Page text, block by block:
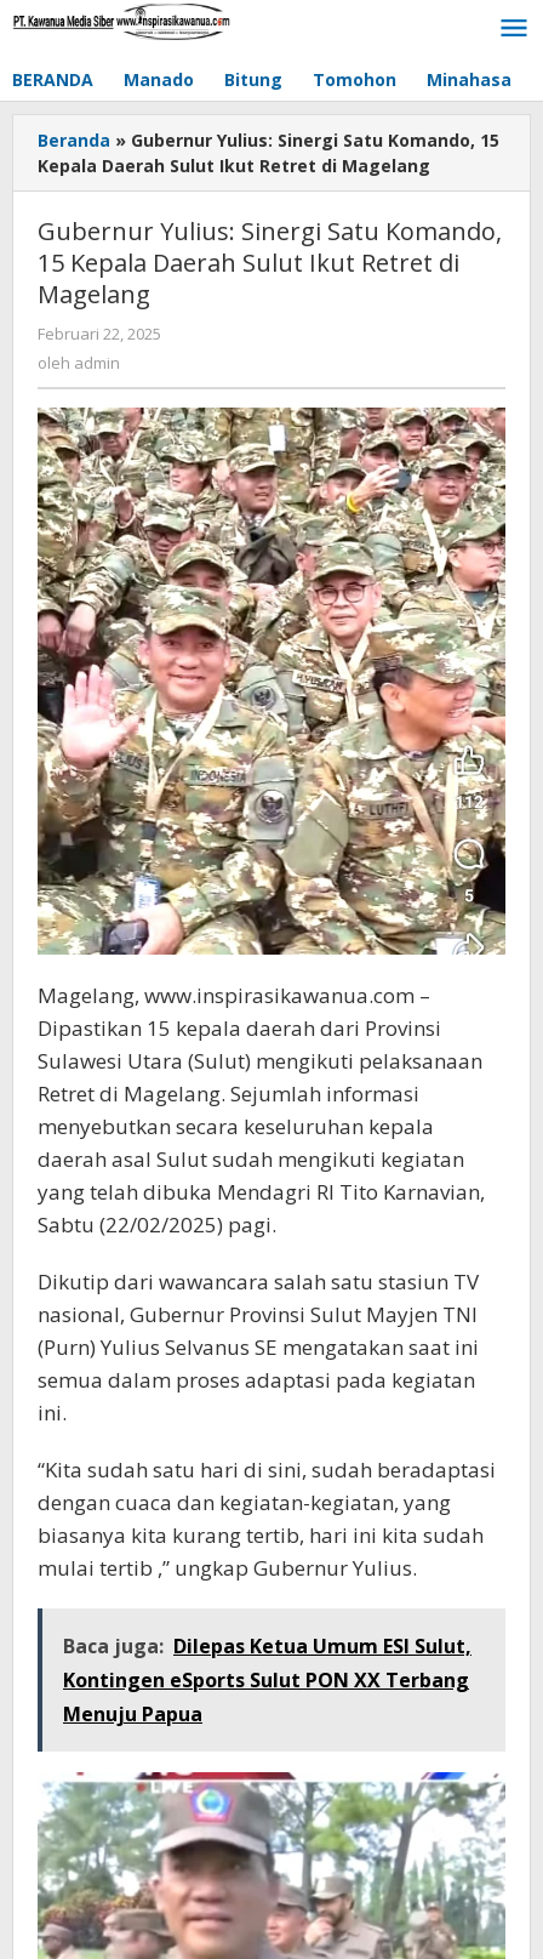
Lewati
BERANDA Manado Bitung Tomohon Minahasa
Beranda » Gubernur Yulius: Sinergi Satu Komando, 15
Kepala Daerah Sulut Ikut Retret di Magelang
Gubernur Yulius: Sinergi Satu Komando,
15 Kepala Daerah Sulut Ikut Retret di
Magelang
Februari 22, 2025
oleh admin
Magelang, www.inspirasikawanua.com –
Dipastikan 15 kepala daerah dari Provinsi
Sulawesi Utara (Sulut) mengikuti pelaksanaan
Retret di Magelang. Sejumlah informasi
menyebutkan secara keseluruhan kepala
daerah asal Sulut sudah mengikuti kegiatan
yang telah dibuka Mendagri RI Tito Karnavian,
Sabtu (22/02/2025) pagi.
Dikutip dari wawancara salah satu stasiun TV
nasional, Gubernur Provinsi Sulut Mayjen TNI
(Purn) Yulius Selvanus SE mengatakan saat ini
semua dalam proses adaptasi pada kegiatan
ini.
“Kita sudah satu hari di sini, sudah beradaptasi
dengan cuaca dan kegiatan-kegiatan, yang
biasanya kita kurang tertib, hari ini kita sudah
mulai tertib ,” ungkap Gubernur Yulius.
Baca juga: Dilepas Ketua Umum ESI Sulut,
Kontingen eSports Sulut PON XX Terbang
Menuju Papua